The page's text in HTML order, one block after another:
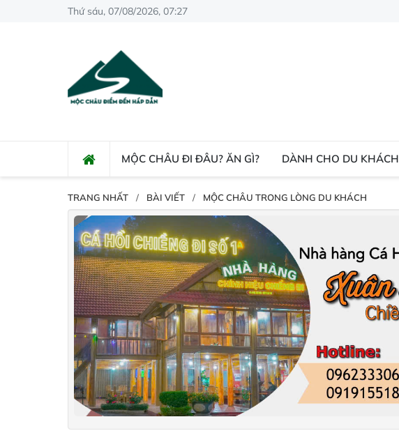
Thứ sáu, 07/08/2026, 07:27
MỘC CHÂU ĐI ĐÂU? ĂN GÌ? DÀNH CHO DU KHÁCH
TRANG NHẤT BÀI VIẾT MỘC CHÂU TRONG LÒNG DU KHÁCH